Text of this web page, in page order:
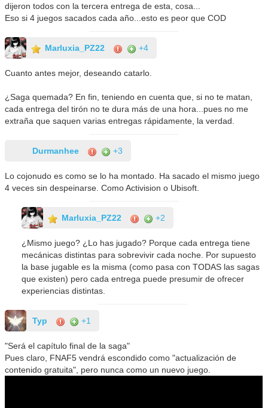
dijeron todos con la tercera entrega de esta, cosa...
Eso si 4 juegos sacados cada año...esto es peor que COD
Marluxia_PZ22 +4
Cuanto antes mejor, deseando catarlo.
¿Saga quemada? En fin, teniendo en cuenta que, si no te matan,
cada entrega del tirón no te dura más de una hora...pues no me
extraña que saquen varias entregas rápidamente, la verdad.
Durmanhee +3
Lo cojonudo es como se lo ha montado. Ha sacado el mismo juego
4 veces sin despeinarse. Como Activision o Ubisoft.
Marluxia_PZ22 +2
¿Mismo juego? ¿Lo has jugado? Porque cada entrega tiene
mecánicas distintas para sobrevivir cada noche. Por supuesto
la base jugable es la misma (como pasa con TODAS las sagas
que existen) pero cada entrega puede presumir de ofrecer
experiencias distintas.
Typ +1
"Será el capítulo final de la saga"
Pues claro, FNAF5 vendrá escondido como "actualización de
contenido gratuita", pero nunca como un nuevo juego.